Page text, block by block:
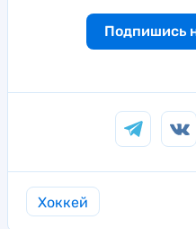
Подпишись
Хоккей